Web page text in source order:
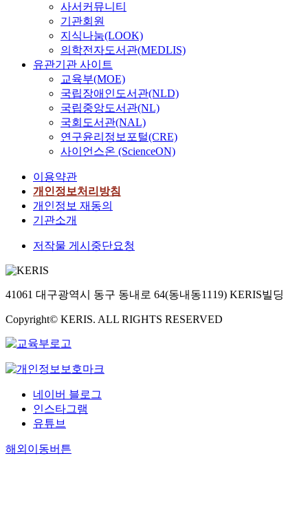
사서커뮤니티
기관회원
지식나눔(LOOK)
의학전자도서관(MEDLIS)
유관기관 사이트
교육부(MOE)
국립장애인도서관(NLD)
국립중앙도서관(NL)
국회도서관(NAL)
연구윤리정보포털(CRE)
사이언스온 (ScienceON)
이용약관
개인정보처리방침
개인정보 재동의
기관소개
저작물 게시중단요청
41061 대구광역시 동구 동내로 64(동내동1119) KERIS빌딩
Copyright© KERIS. ALL RIGHTS RESERVED
네이버 블로그
인스타그램
유튜브
해외이동버튼